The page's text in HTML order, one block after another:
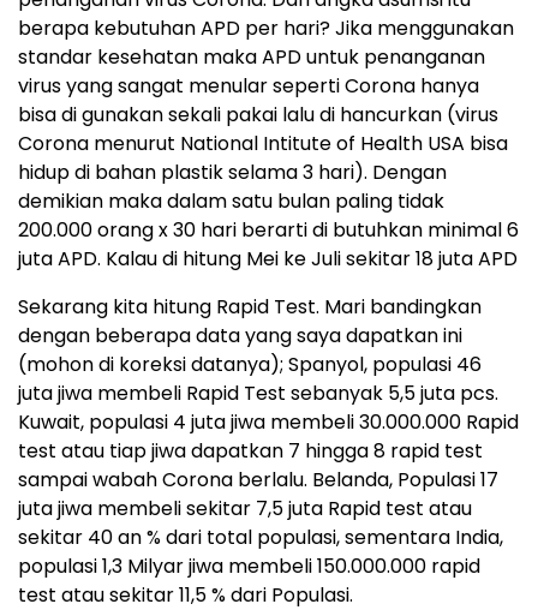
berapa kebutuhan APD per hari? Jika menggunakan
standar kesehatan maka APD untuk penanganan
virus yang sangat menular seperti Corona hanya
bisa di gunakan sekali pakai lalu di hancurkan (virus
Corona menurut National Intitute of Health USA bisa
hidup di bahan plastik selama 3 hari). Dengan
demikian maka dalam satu bulan paling tidak
200.000 orang x 30 hari berarti di butuhkan minimal 6
juta APD. Kalau di hitung Mei ke Juli sekitar 18 juta APD
Sekarang kita hitung Rapid Test. Mari bandingkan
dengan beberapa data yang saya dapatkan ini
(mohon di koreksi datanya); Spanyol, populasi 46
juta jiwa membeli Rapid Test sebanyak 5,5 juta pcs.
Kuwait, populasi 4 juta jiwa membeli 30.000.000 Rapid
test atau tiap jiwa dapatkan 7 hingga 8 rapid test
sampai wabah Corona berlalu. Belanda, Populasi 17
juta jiwa membeli sekitar 7,5 juta Rapid test atau
sekitar 40 an % dari total populasi, sementara India,
populasi 1,3 Milyar jiwa membeli 150.000.000 rapid
test atau sekitar 11,5 % dari Populasi.